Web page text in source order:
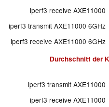
iperf3 receive AXE11000
iperf3 transmit AXE11000 6GHz
iperf3 receive AXE11000 6GHz
Durchschnitt der
iperf3 transmit AXE11000
iperf3 receive AXE11000